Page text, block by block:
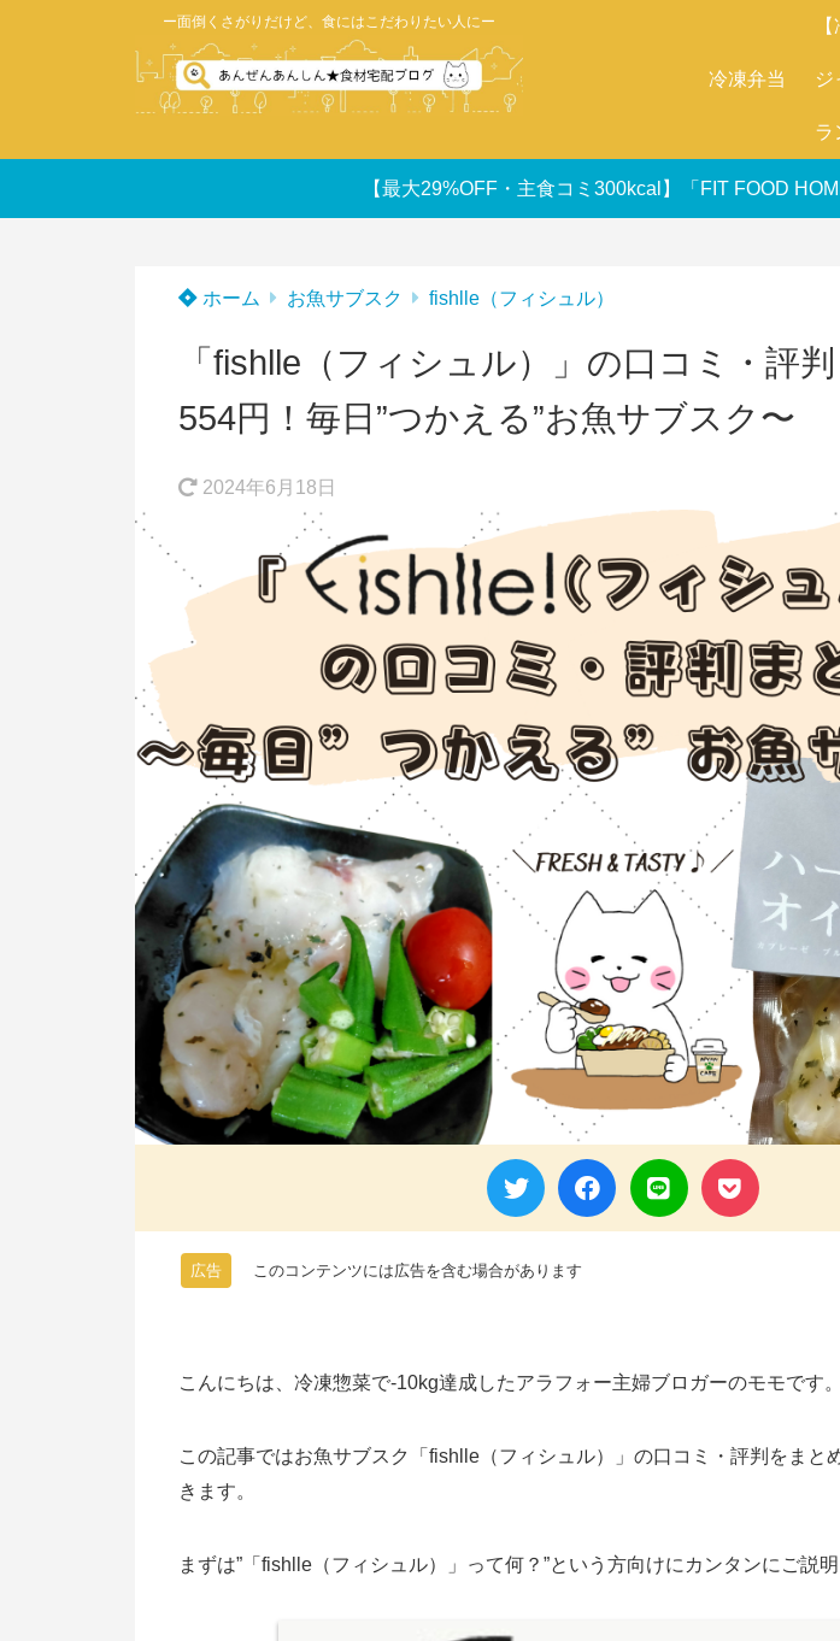
ー面倒くさがりだけど、食にはこだわりたい人にー
冷凍弁当 ジ
ラ
【最大29%OFF・主食コミ300kcal】「FIT FOOD
ホーム お魚サブスク fishlle（フィシュル）
「fishlle（フィシュル）」の口コミ・評
554円！毎日”つかえる”お魚サブスク〜
2024年6月18日
広告 このコンテンツには広告を含む場合があります
こんにちは、冷凍惣菜で-10kg達成したアラフォー主婦ブロガーのモモです。
この記事ではお魚サブスク「fishlle（フィシュル）」の口コミ・評判をまと
きます。
まずは”「fishlle（フィシュル）」って何？”という方向けにカンタンにご説明